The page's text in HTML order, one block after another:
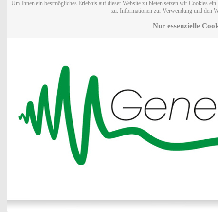
Um Ihnen ein bestmögliches Erlebnis auf dieser Website zu bieten setzen wir Cookies
zu. Informationen zur Verwendung und den
Nur essenzielle